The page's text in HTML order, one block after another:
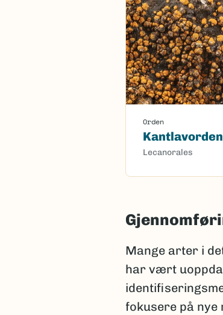
Orden
Lecanorales
Mange arter i
har vært
fokusere på nye